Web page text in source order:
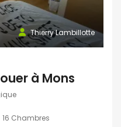
Thierry Lambillotte
à Mons
16 Chambres